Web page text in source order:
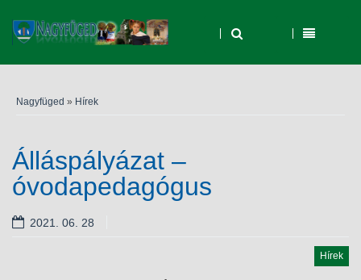
Nagyfüged » Hírek
Álláspályázat –
óvodapedagógus
2021. 06. 28
Hírek